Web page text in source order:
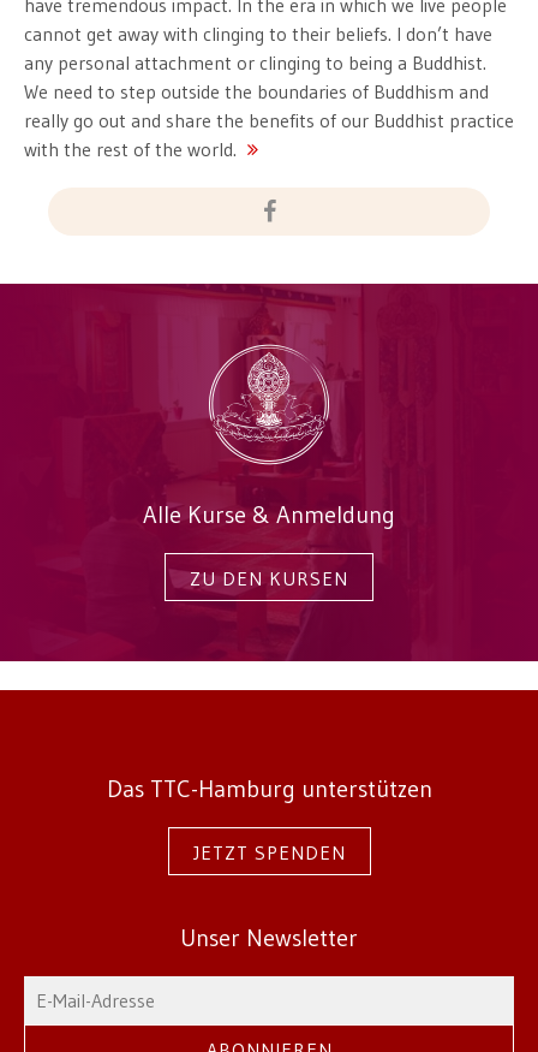
have tremendous impact. In the era in which we live people
cannot get away with clinging to their beliefs. I don’t have
any personal attachment or clinging to being a Buddhist.
We need to step outside the boundaries of Buddhism and
really go out and share the benefits of our Buddhist practice
with the rest of the world.
Alle Kurse & Anmeldung
ZU DEN KURSEN
Das TTC-Hamburg unterstützen
JETZT SPENDEN
Unser Newsletter